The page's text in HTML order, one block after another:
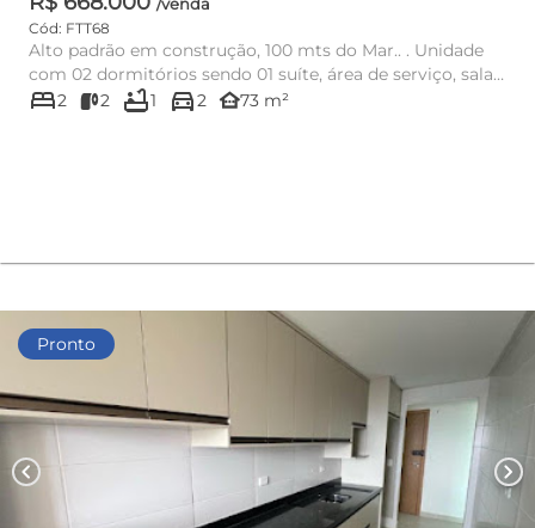
Cód: FTT68
Alto padrão em construção, 100 mts do Mar.. . Unidade
com 02 dormitórios sendo 01 suíte, área de serviço, sala
dois ambi...
bed2 2 bathtub1 directions_car2 other_houses73 m²
Pronto
chevron_left chevron_right